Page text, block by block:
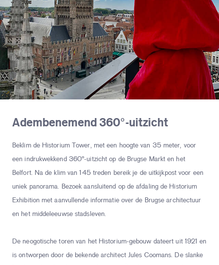
Adembenemend 360°-uitzicht
Beklim de Historium Tower, met een hoogte van 35 meter, voor
een indrukwekkend 360°-uitzicht op de Brugse Markt en het
Belfort. Na de klim van 145 treden bereik je de uitkijkpost voor een
uniek panorama. Bezoek aansluitend op de afdaling de Historium
Exhibition met aanvullende informatie over de Brugse architectuur
en het middeleeuwse stadsleven.
De neogotische toren van het Historium-gebouw dateert uit 1921 en
is ontworpen door de bekende architect Jules Coomans. De slanke